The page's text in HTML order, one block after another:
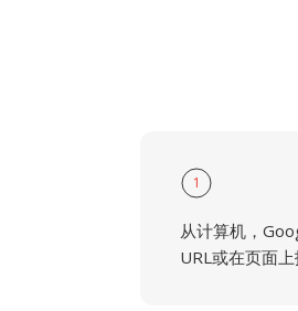
1
从计算机，
URL或在页面